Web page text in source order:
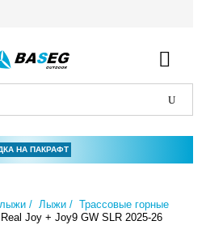
НА ПАКРАФТ
Лыжи
Трассовые горные
Joy + Joy9 GW SLR 2025-26